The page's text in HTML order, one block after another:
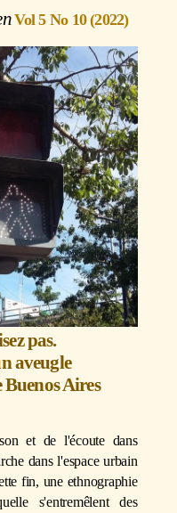
Vol 5 No 10 (2022)
pas.
aveugle
Aires
et de l'écoute dans
dans l'espace urbain
fin, une ethnographie
s'entremêlent des